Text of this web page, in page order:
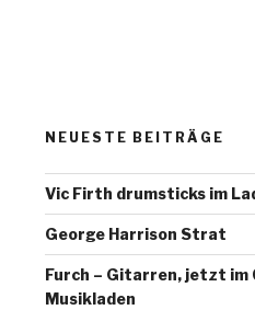
NEUESTE BEITRÄGE
Vic Firth drumsticks im
George Harrison Strat
Furch – Gitarren, jetzt im
Musikladen